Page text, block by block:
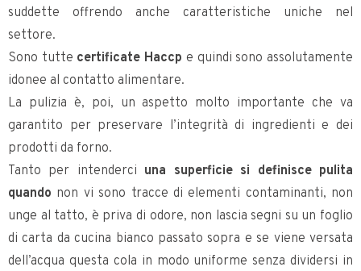
suddette offrendo anche caratteristiche uniche nel
settore.
Sono tutte certificate Haccp e quindi sono assolutamente
idonee al contatto alimentare.
La pulizia è, poi, un aspetto molto importante che va
garantito per preservare l’integrità di ingredienti e dei
prodotti da forno.
Tanto per intenderci una superficie si definisce pulita
quando non vi sono tracce di elementi contaminanti, non
unge al tatto, è priva di odore, non lascia segni su un foglio
di carta da cucina bianco passato sopra e se viene versata
dell’acqua questa cola in modo uniforme senza dividersi in